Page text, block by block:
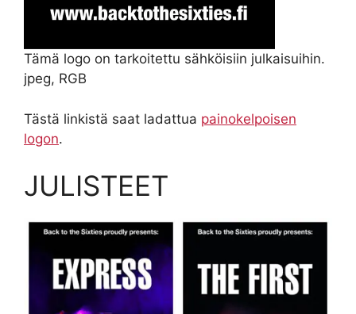
Tämä logo on tarkoitettu sähköisiin julkaisuihin.
jpeg, RGB
Tästä linkistä saat ladattua painokelpoisen
logon.
JULISTEET